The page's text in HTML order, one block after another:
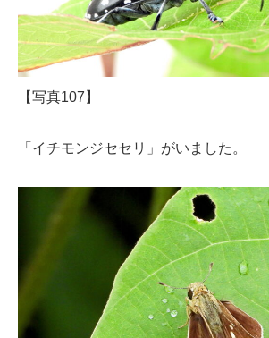
【写真107】
「イチモンジセセリ」がいました。